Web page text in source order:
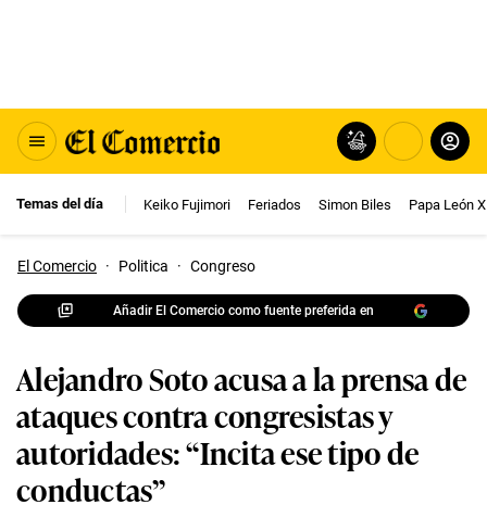
Temas del día Keiko Fujimori Feriados Simon Biles Papa León
El Comercio · Politica · Congreso
Añadir El Comercio como fuente preferida en
Alejandro Soto acusa a la prensa de
ataques contra congresistas y
autoridades: “Incita ese tipo de
conductas”